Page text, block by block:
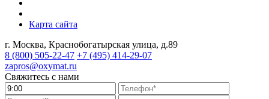
Карта сайта
г. Москва, Краснобогатырская улица, д.89
8 (800) 505-22-47 +7 (495) 414-29-07
zapros@oxymat.ru
Свяжитесь с нами